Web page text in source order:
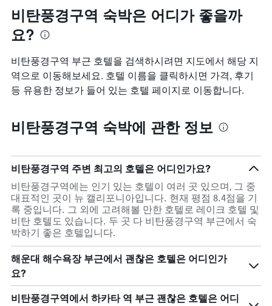
비탄풍경구역 숙박은 어디가 좋을까
요?
비탄풍경구역 부근 호텔을 검색하시려면 지도에서 해당 지
역으로 이동해보세요. 호텔 이름을 클릭하시면 가격, 후기
등 유용한 정보가 들어 있는 호텔 페이지로 이동합니다.
비탄풍경구역 숙박에 관한 정보
비탄풍경구역 주변 최고의 호텔은 어디인가요?
비탄풍경구역에는 인기 있는 호텔이 여러 곳 있으며, 그 중
대표적인 곳이 뉴 캘리포니아입니다. 현재 평점 8.4점을 기
록 중입니다. 그 외에 고려해볼 만한 호텔로 레이크 호텔 및
비탄 호텔도 있습니다. 두 곳 다 비탄풍경구역 부근에서 숙
박하기 좋은 호텔입니다.
해운대 해수욕장 부근에서 괜찮은 호텔은 어디인가
요?
비탄풍경구역에서 하카타 역 부근 괜찮은 호텔은 어디